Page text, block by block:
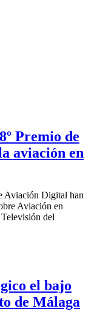
Premio de
aviación en
Aviación Digital han
Aviación en
del
el bajo
de Málaga